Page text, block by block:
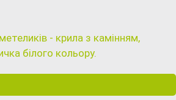
- крила з камінням,
білого кольору.